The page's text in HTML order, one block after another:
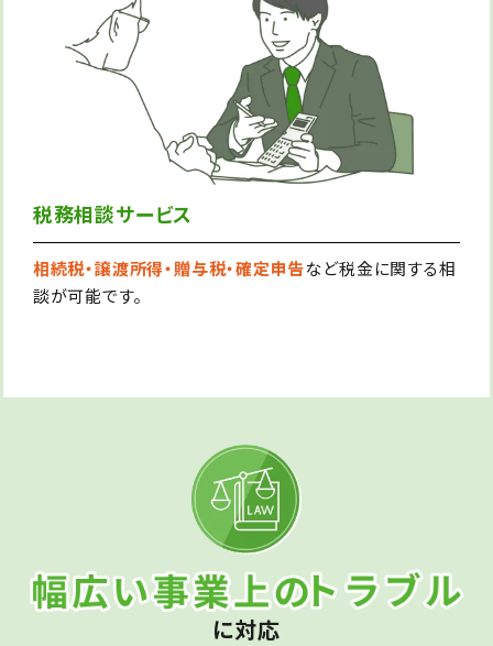
税務相談サービス
相続税・譲渡所得・贈与税・確定申告など税金に関する相
談が可能です。
に対応